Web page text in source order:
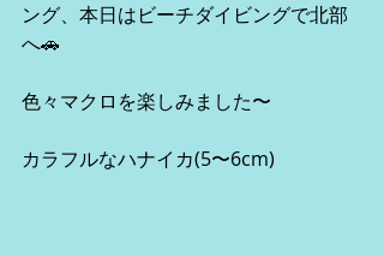
ング、本日はビーチダイビングで北部
へ🚗
色々マクロを楽しみました〜
カラフルなハナイカ(5〜6cm)